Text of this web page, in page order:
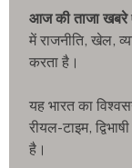
आज की ताजा खबरे
में राजनीति, खेल,
करता है।
यह भारत का
रीयल-टाइम,
है।